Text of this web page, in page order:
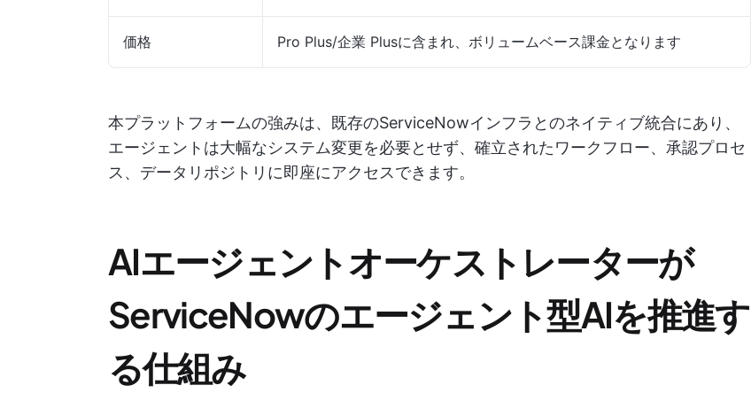
価格 Pro Plus/企業 Plusに含まれ、ボリュームベース課金となります
本プラットフォームの強みは、既存のServiceNowインフラとのネイティブ統合にあり、
エージェントは大幅なシステム変更を必要とせず、確立されたワークフロー、承認プロセ
ス、データリポジトリに即座にアクセスできます。
AIエージェントオーケストレーターが
ServiceNowのエージェント型AIを推進す
る仕組み